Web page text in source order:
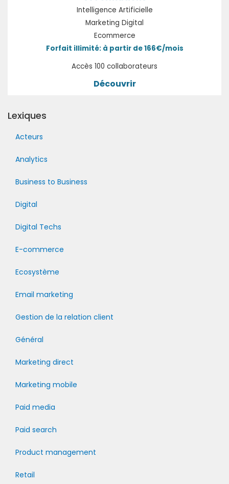
Intelligence Artificielle
Marketing Digital
Ecommerce
Forfait illimité: à partir de 166€/mois
Accès 100 collaborateurs
Découvrir
Lexiques
Acteurs
Analytics
Business to Business
Digital
Digital Techs
E-commerce
Ecosystème
Email marketing
Gestion de la relation client
Général
Marketing direct
Marketing mobile
Paid media
Paid search
Product management
Retail